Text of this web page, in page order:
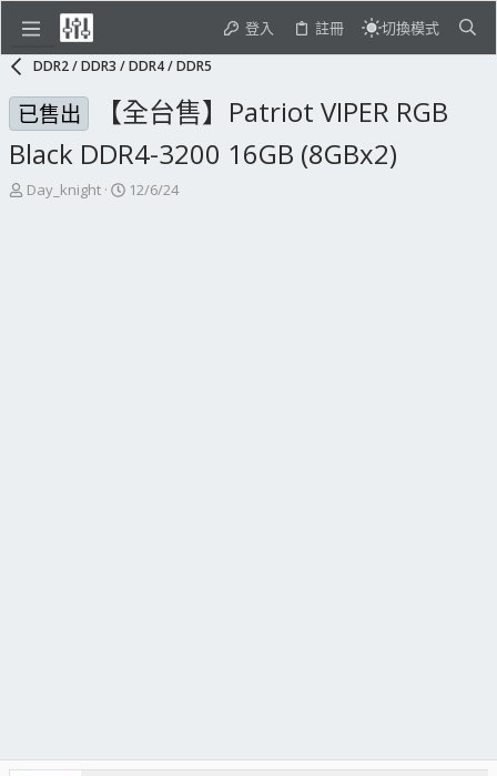
登入 註冊 切換模式
DDR2 / DDR3 / DDR4 / DDR5
已售出
【全台售】Patriot VIPER RGB
Black DDR4-3200 16GB (8GBx2)
主
Day_knight
開
12/6/24